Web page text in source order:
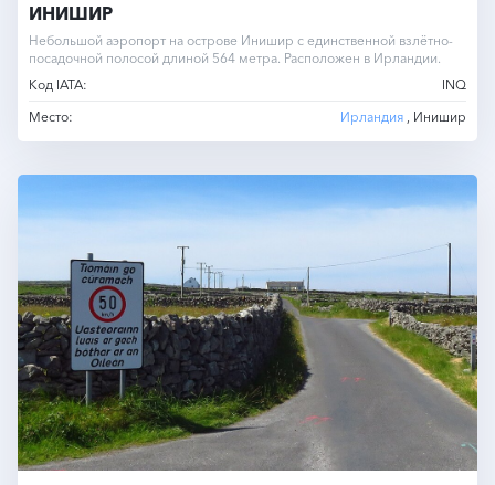
ИНИШИР
Небольшой аэропорт на острове Инишир с единственной взлётно-
посадочной полосой длиной 564 метра. Расположен в Ирландии.
Код IATA:
INQ
Место:
Ирландия , Инишир